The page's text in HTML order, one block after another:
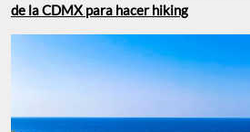
de la CDMX para hacer hiking